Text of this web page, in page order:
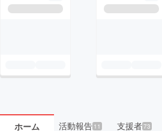
ホーム 活動報告11 支援者73